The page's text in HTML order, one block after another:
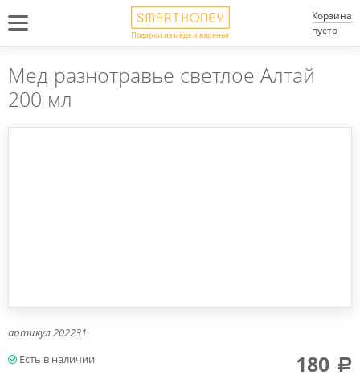
Подарки из мёда и варенья
Корзина
пусто
Мед разнотравье светлое Алтай
200 мл
артикул202231
180 a